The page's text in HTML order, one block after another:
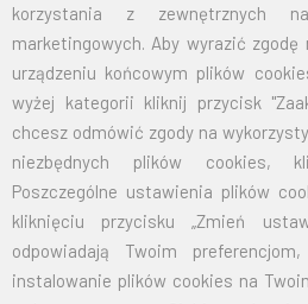
korzystania z zewnętrznych
marketingowych. Aby wyrazić
urządzeniu końcowym plików
wyżej kategorii kliknij przycisk
chcesz odmówić zgody na
niezbędnych plików cookies,
Poszczególne ustawienia plików
kliknięciu przycisku „Zmień
odpowiadają Twoim
instalowanie plików cookies na
100X160 67,50
151,50
EMAIL: marketing@bielflag.pl
TELEFON:600 42 11 90,33/816 21 78